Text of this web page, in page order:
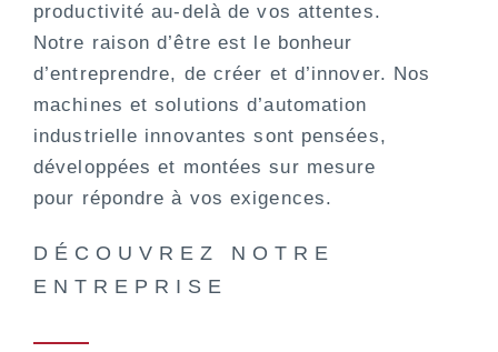
productivité au-delà de vos attentes.
Notre raison d’être est le bonheur
d’entreprendre, de créer et d’innover. Nos
machines et solutions d’automation
industrielle innovantes sont pensées,
développées et montées sur mesure
pour répondre à vos exigences.
DÉCOUVREZ NOTRE
ENTREPRISE